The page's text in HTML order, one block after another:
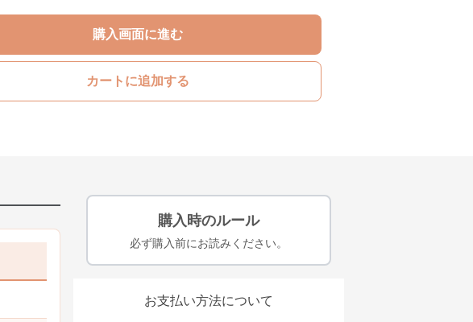
購入画面に進む
カートに追加する
購入時のルール
必ず購入前にお読みください。
お支払い方法について